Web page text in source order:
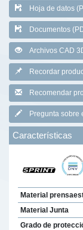
Hoja de datos
Documentos
Archivos CAD
Recordar
Recomendar
Pregunta sobre
Características
Material
Material Junta
Grado de